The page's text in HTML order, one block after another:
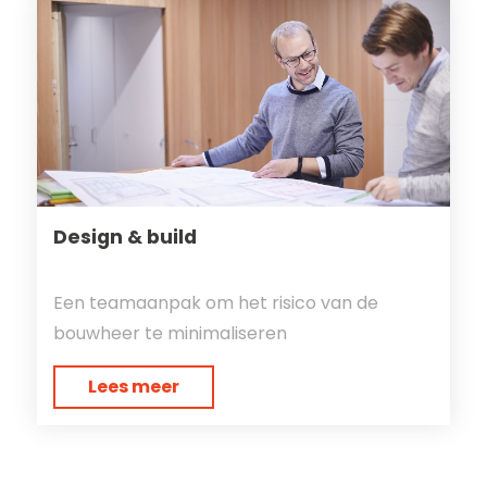
Design & build
Een teamaanpak om het risico van de
bouwheer te minimaliseren
Lees meer